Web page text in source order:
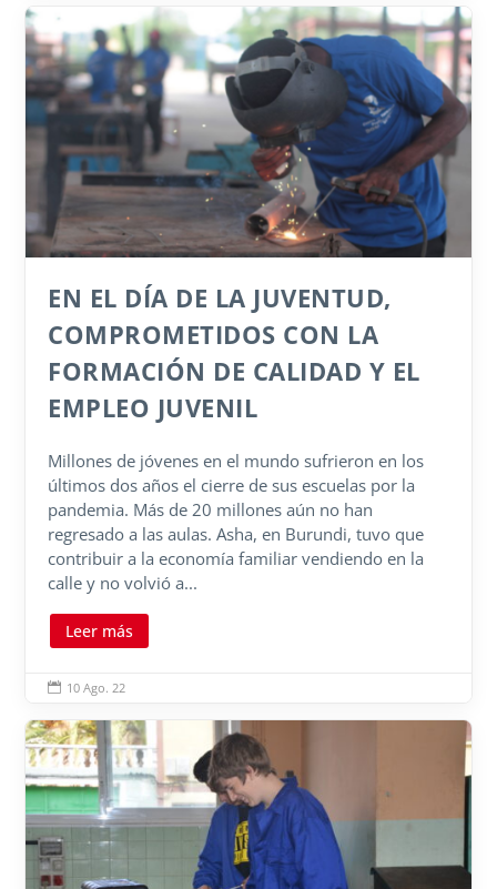
EN EL DÍA DE LA JUVENTUD,
COMPROMETIDOS CON LA
FORMACIÓN DE CALIDAD Y EL
EMPLEO JUVENIL
Millones de jóvenes en el mundo sufrieron en los
últimos dos años el cierre de sus escuelas por la
pandemia. Más de 20 millones aún no han
regresado a las aulas. Asha, en Burundi, tuvo que
contribuir a la economía familiar vendiendo en la
calle y no volvió a...
Leer más
 10 Ago. 22